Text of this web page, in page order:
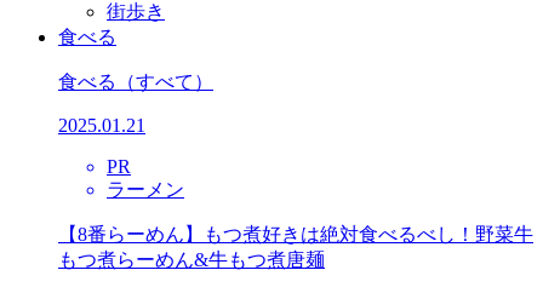
街歩き
食べる
食べる （すべて）
2025.01.21
PR
ラーメン
【8番らーめん】もつ煮好きは絶対食べるべし！野菜牛
もつ煮らーめん&牛もつ煮唐麺